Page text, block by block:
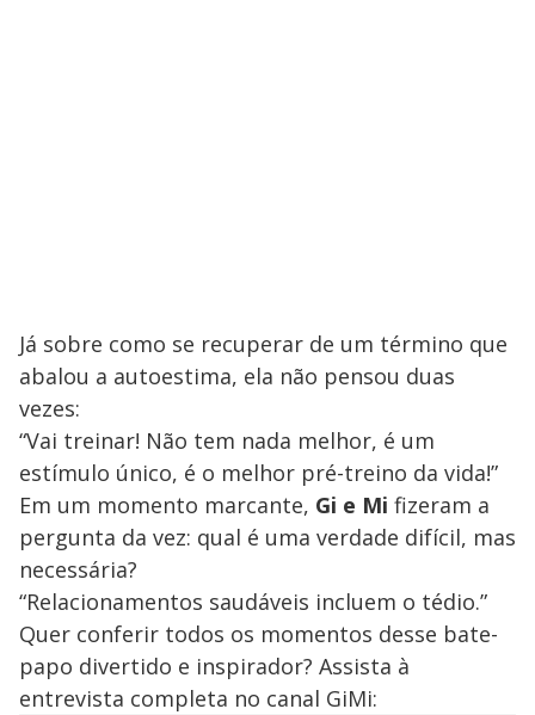
Já sobre como se recuperar de um término que
abalou a autoestima, ela não pensou duas
vezes:
“Vai treinar! Não tem nada melhor, é um
estímulo único, é o melhor pré-treino da vida!”
Em um momento marcante, Gi e Mi fizeram a
pergunta da vez: qual é uma verdade difícil, mas
necessária?
“Relacionamentos saudáveis incluem o tédio.”
Quer conferir todos os momentos desse bate-
papo divertido e inspirador? Assista à
entrevista completa no canal GiMi: